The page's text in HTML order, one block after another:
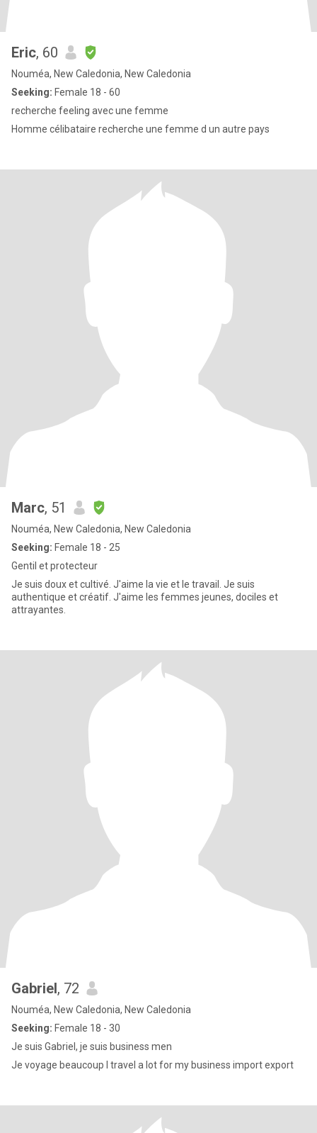
Eric, 60
Nouméa, New Caledonia, New Caledonia
Seeking: Female 18 - 60
recherche feeling avec une femme
Homme célibataire recherche une femme d un autre pays
Marc, 51
Nouméa, New Caledonia, New Caledonia
Seeking: Female 18 - 25
Gentil et protecteur
Je suis doux et cultivé. J'aime la vie et le travail. Je suis
authentique et créatif. J'aime les femmes jeunes, dociles et
attrayantes.
Gabriel, 72
Nouméa, New Caledonia, New Caledonia
Seeking: Female 18 - 30
Je suis Gabriel, je suis business men
Je voyage beaucoup I travel a lot for my business import export